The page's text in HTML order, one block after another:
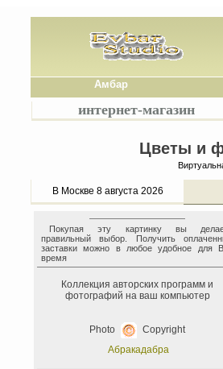
Амбар
интернет-магазин
Цветы и
В Москве 8 августа 2026
Покупая эту картинку вы
правильный выбор. Получить
заставки можно в любое удобное для
время
Коллекция авторских программ и
фотографий на ваш компьютер
Photo
Copyright
Абракадабра